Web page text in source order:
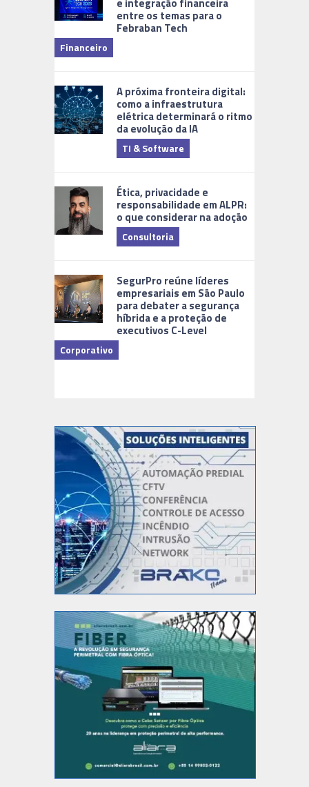
entre os temas para o
Febraban Tech
Financeiro
A próxima fronteira digital:
como a infraestrutura
elétrica determinará o ritmo
da evolução da IA
TI & Software
Ética, privacidade e
responsabilidade em ALPR:
o que considerar na adoção
Consultoria
SegurPro reúne líderes
empresariais em São Paulo
para debater a segurança
híbrida e a proteção de
executivos C-Level
Corporativo